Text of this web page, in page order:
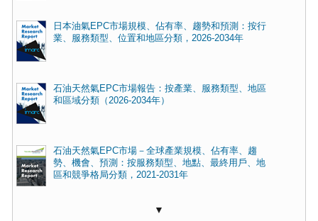
日本油氣EPC市場規模、佔有率、趨勢和預測：按行
業、服務類型、位置和地區分類，2026-2034年
石油天然氣EPC市場報告：按產業、服務類型、地區
和區域分類（2026-2034年）
石油天然氣EPC市場－全球產業規模、佔有率、趨
勢、機會、預測：按服務類型、地點、最終用戶、地
區和競爭格局分類，2021-2031年
▼